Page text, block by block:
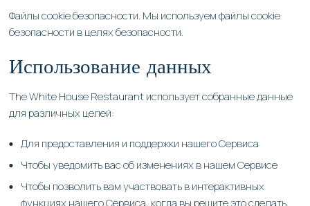
Файлы cookie безопасности. Мы используем файлы cookie
безопасности в целях безопасности.
Использование данных
The White House Restaurant использует собранные данные
для различных целей:
Для предоставления и поддержки нашего Сервиса
Чтобы уведомить вас об изменениях в нашем Сервисе
Чтобы позволить вам участвовать в интерактивных
функциях нашего Сервиса, когда вы решите это сделать